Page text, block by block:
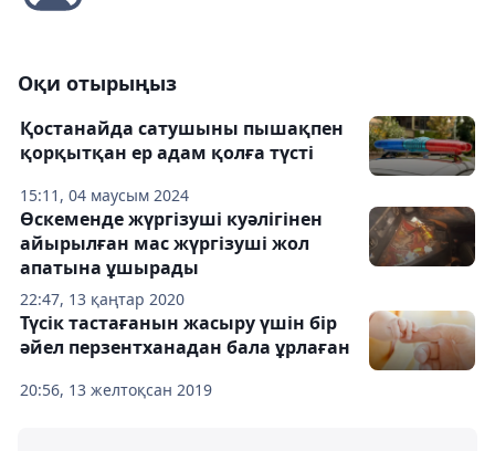
Оқи отырыңыз
15:11, 04 маусым 2024
Қостанайда сатушыны пышақпен
қорқытқан ер адам қолға түсті
22:47, 13 қаңтар 2020
Өскеменде жүргізуші куәлігінен
айырылған мас жүргізуші жол
апатына ұшырады
20:56, 13 желтоқсан 2019
Түсік тастағанын жасыру үшін бір
әйел перзентханадан бала ұрлаған